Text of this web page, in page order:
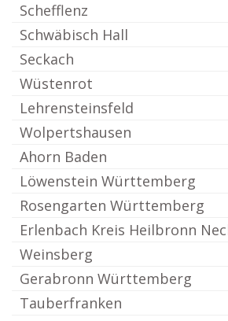
Schefflenz
Schwäbisch Hall
Seckach
Wüstenrot
Lehrensteinsfeld
Wolpertshausen
Ahorn Baden
Löwenstein Württemberg
Rosengarten Württemberg
Erlenbach Kreis Heilbronn
Weinsberg
Gerabronn Württemberg
Tauberfranken